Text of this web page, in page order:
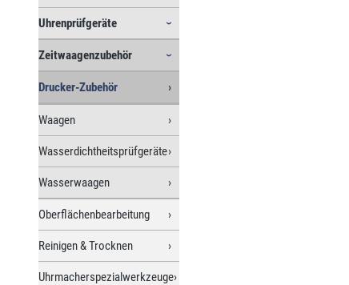
Uhrenprüfgeräte
Zeitwaagenzubehör
Drucker-Zubehör
Waagen
Wasserdichtheitsprüfgeräte
Wasserwaagen
Oberflächenbearbeitung
Reinigen & Trocknen
Uhrmacherspezialwerkzeuge